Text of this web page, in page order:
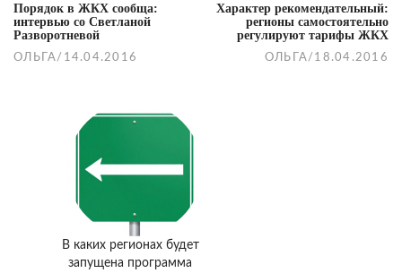
Характер рекомендательный:
регионы самостоятельно
регулируют тарифы ЖКХ
ОЛЬГА / 18.04.2016
Порядок в ЖКХ сообща:
интервью со Светланой
Разворотневой
ОЛЬГА / 14.04.2016
В каких регионах будет
запущена программа